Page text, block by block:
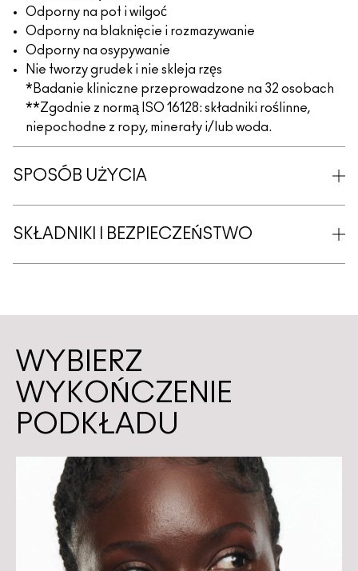
Odporny na pot i wilgoć
Odporny na blaknięcie i rozmazywanie
Odporny na osypywanie
Nie tworzy grudek i nie skleja rzęs
*Badanie kliniczne przeprowadzone na 32 osobach
**Zgodnie z normą ISO 16128: składniki roślinne,
niepochodne z ropy, minerały i/lub woda.
SPOSÓB UŻYCIA
SKŁADNIKI I BEZPIECZEŃSTWO
WYBIERZ
WYKOŃCZENIE
PODKŁADU